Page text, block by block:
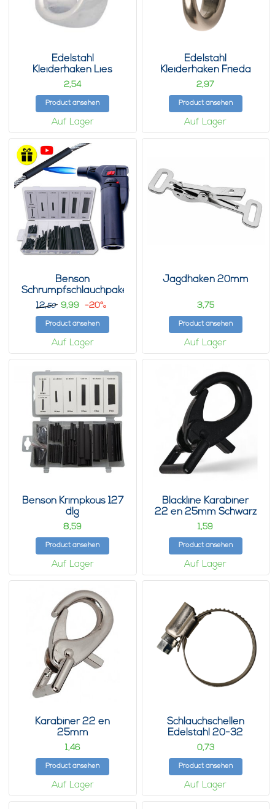
Edelstahl
Kleiderhaken Lies
2,54
Product ansehen
Auf Lager
Edelstahl
Kleiderhaken Frieda
2,97
Product ansehen
Auf Lager
Benson
Schrumpfschlauchpaket
12,50 9,99 -20%
Product ansehen
Auf Lager
Jagdhaken 20mm
3,75
Product ansehen
Auf Lager
Benson Krimpkous 127
dlg
8,59
Product ansehen
Auf Lager
Blackline Karabiner
22 en 25mm Schwarz
1,59
Product ansehen
Auf Lager
Karabiner 22 en
25mm
1,46
Product ansehen
Auf Lager
Schlauchschellen
Edelstahl 20-32
0,73
Product ansehen
Auf Lager